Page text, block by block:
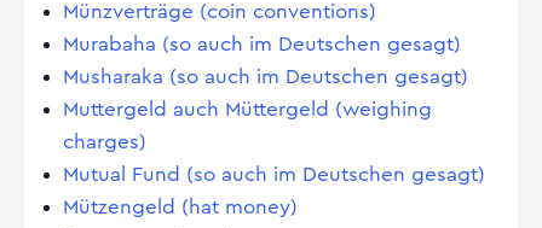
Münzverträge (coin conventions)
Murabaha (so auch im Deutschen gesagt)
Musharaka (so auch im Deutschen gesagt)
Muttergeld auch Müttergeld (weighing
charges)
Mutual Fund (so auch im Deutschen gesagt)
Mützengeld (hat money)